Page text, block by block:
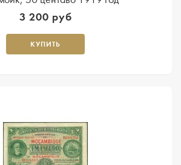
3 200 руб
КУПИТЬ